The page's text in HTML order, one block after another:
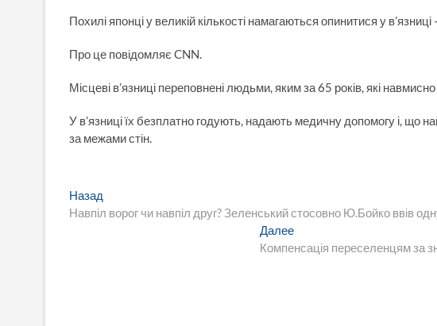
Похилі японці у великій кількості намагаються опинитися у
Про це повідомляє CNN.
Місцеві в’язниці переповнені людьми, яким за 65 років, які
У в’язниці їх безплатно годують, надають медичну допомогу і, що
за межами стін.
Навигация
по
Назад
запись:
Навпіл ворог чи навпіл друг? Зеленський стосовно Ю.Бойко ввів
ДалееСледующая
запись:
Компенсація переселенцям за